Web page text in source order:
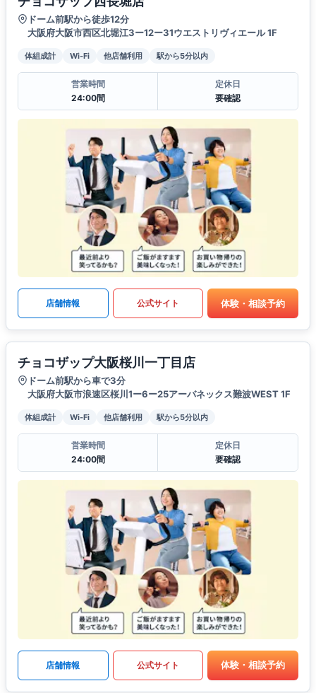
ドーム前駅から徒歩12分
大阪府大阪市西区北堀江3ー12ー31ウエストリヴィエール 1F
体組成計 Wi-Fi 他店舗利用 駅から5分以内
営業時間
24:00間
定休日
要確認
店舗情報 公式サイト 体験・相談予約
チョコザップ大阪桜川一丁目店
ドーム前駅から車で3分
大阪府大阪市浪速区桜川1ー6ー25アーバネックス難波WEST 1F
体組成計 Wi-Fi 他店舗利用 駅から5分以内
営業時間
24:00間
定休日
要確認
店舗情報 公式サイト 体験・相談予約